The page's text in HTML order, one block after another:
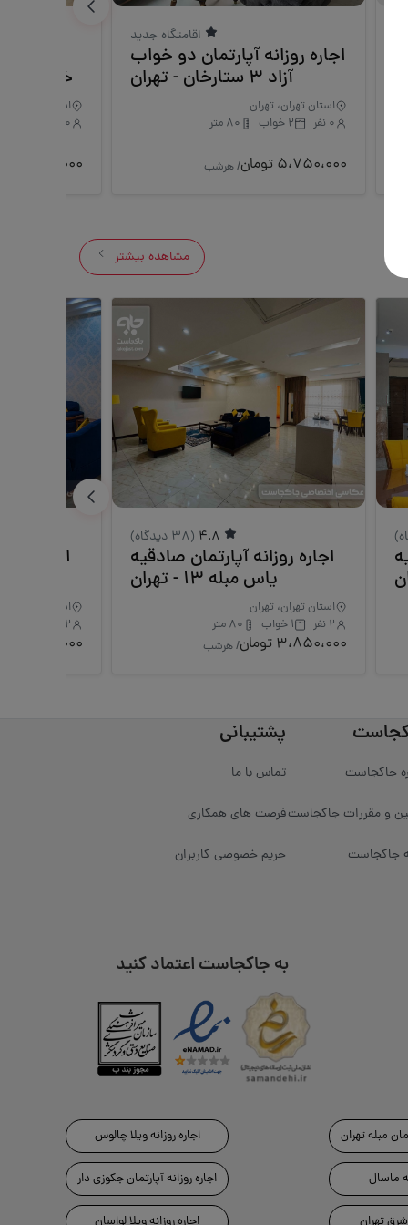
اقامتگاه جدید
اجاره روزانه آپارتمان دو خواب
آزاد 3 ستارخان - تهران
استان تهران، تهران
0 نفر
2 خواب 80 متر
5،750،000 تومان / هرشب
خواب آزاد 2 ستارخان -
استان تهران،
0 نفر
4،025،000 تومان
مشاهده بیشتر
(38 دیدگاه)
اجاره روزانه آپارتمان صادقیه
یاس مبله 13 - تهران
استان تهران، تهران
2 نفر
1 خواب 80 متر
3،850،000 تومان / هرشب
اجاره
استان تهران،
2 نفر
3،850،000 تومان
جاکجاست
و مقررات جاکجاست
جاکجاست
پشتیبانی
تماس با ما
فرصت های همکاری
حریم خصوصی کاربران
به جاکجاست اعتماد کنید
مبله تهران
ماسال
اجاره روزانه ویلا چالوس
اجاره روزانه آپارتمان جکوزی دار